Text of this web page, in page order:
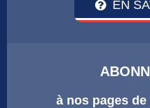
EN
à nos pages